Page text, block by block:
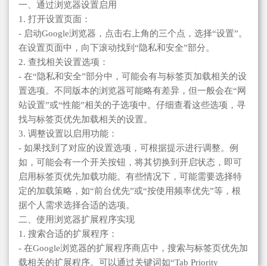
一、通过浏览器设置启用
1. 打开设置页面：
- 启动Google浏览器，点击右上角的三个点，选择“设置”。
在设置页面中，向下滚动找到“隐私和安全”部分。
2. 查找相关设置选项：
- 在“隐私和安全”部分中，可能会有与标签页加载相关的设
置选项。不同版本的浏览器可能略有差异，但一般会在“网
站设置”或“性能”相关的子选项中。仔细查看这些选项，寻
找与标签页优先加载相关的设置。
3. 调整设置以启用功能：
- 如果找到了对应的设置选项，可根据提示进行调整。例
如，可能会有一个开关按钮，将其切换到开启状态，即可
启用标签页优先加载功能。有些情况下，可能需要选择特
定的加载策略，如“前台优先”或“按使用频率优先”等，根
据个人需求选择合适的选项。
二、使用浏览器扩展程序实现
1. 搜索合适的扩展程序：
- 在Google浏览器的扩展程序商店中，搜索与标签页优先加
载相关的扩展程序。可以通过关键词如“Tab Priority